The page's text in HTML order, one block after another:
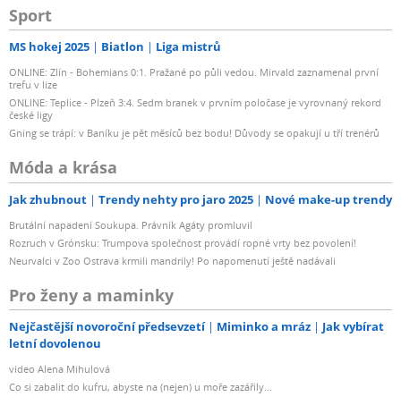
Sport
MS hokej 2025 Biatlon Liga mistrů
ONLINE: Zlín - Bohemians 0:1. Pražané po půli vedou. Mirvald zaznamenal první
trefu v lize
ONLINE: Teplice - Plzeň 3:4. Sedm branek v prvním poločase je vyrovnaný rekord
české ligy
Gning se trápí: v Baníku je pět měsíců bez bodu! Důvody se opakují u tří trenérů
Móda a krása
Jak zhubnout Trendy nehty pro jaro 2025 Nové make-up trendy
Brutální napadení Soukupa. Právník Agáty promluvil
Rozruch v Grónsku: Trumpova společnost provádí ropné vrty bez povolení!
Neurvalci v Zoo Ostrava krmili mandrily! Po napomenutí ještě nadávali
Pro ženy a maminky
Nejčastější novoroční předsevzetí Miminko a mráz
Jak vybírat
letní dovolenou
video Alena Mihulová
Co si zabalit do kufru, abyste na (nejen) u moře zazářily...